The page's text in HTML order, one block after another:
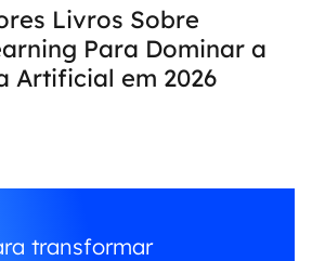
Livros Sobre
Para Dominar a
Artificial em 2026
transformar